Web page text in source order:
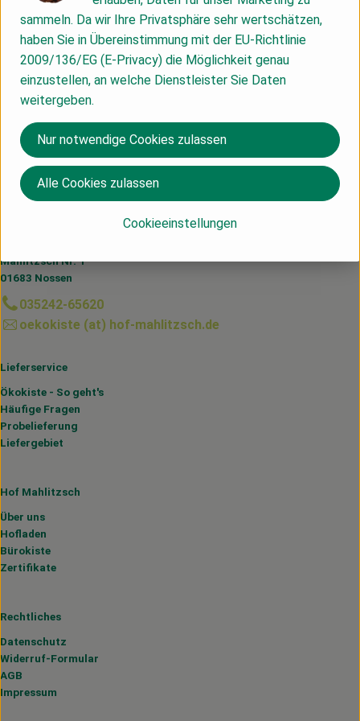
Produktinformationen
Herkunft
Ägypten
Mahlitzsch Nr. 1
01683 Nossen
035242-65620
oekokiste (at) hof-mahlitzsch.de
Lieferservice
Ökokiste - So geht's
Häufige Fragen
Probelieferung
Liefergebiet
Hof Mahlitzsch
Über uns
Hofladen
Bürokiste
Zertifikate
Rechtliches
Datenschutz
Widerruf-Formular
AGB
Impressum
sammeln. Da wir Ihre Privatsphäre sehr wertschätzen,
haben Sie in Übereinstimmung mit der EU-Richtlinie
2009/136/EG (E-Privacy) die Möglichkeit genau
einzustellen, an welche Dienstleister Sie Daten
weitergeben.
Cookieeinstellungen
Nur notwendige Cookies zulassen
Alle Cookies zulassen